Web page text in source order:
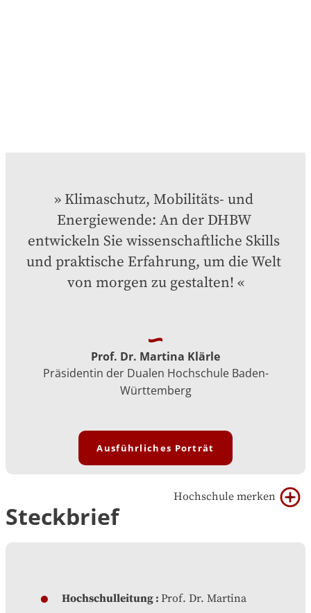
Klimaschutz, Mobilitäts- und
Energiewende: An der DHBW
entwickeln Sie wissenschaftliche Skills
und praktische Erfahrung, um die Welt
von morgen zu gestalten!
Prof. Dr. Martina Klärle
Präsidentin der Dualen Hochschule Baden-
Württemberg
Ausführliches Porträt
Hochschule merken
Steckbrief
Hochschulleitung Prof. Dr. Martina